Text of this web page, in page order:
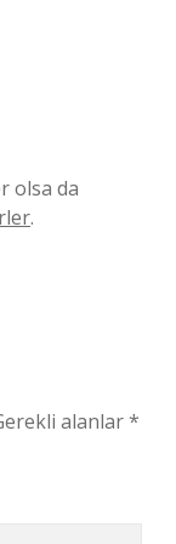
olsa da
.
alanlar*